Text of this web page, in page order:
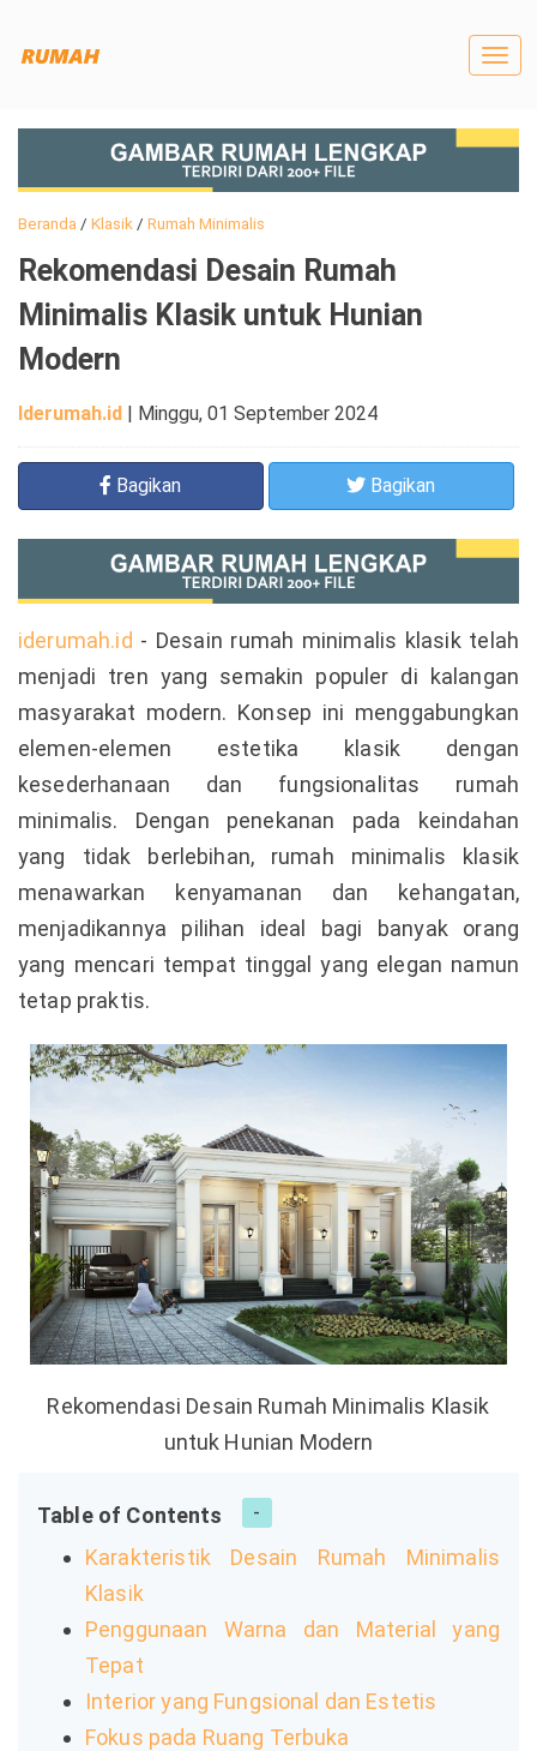
Beranda/ Klasik/ Rumah Minimalis
Rekomendasi Desain Rumah
Minimalis Klasik untuk Hunian
Modern
Iderumah.id Minggu, 01 September 2024
Bagikan Bagikan
iderumah.id - Desain rumah minimalis klasik telah
menjadi tren yang semakin populer di kalangan
masyarakat modern. Konsep ini menggabungkan
elemen-elemen estetika klasik dengan
kesederhanaan dan fungsionalitas rumah
minimalis. Dengan penekanan pada keindahan
yang tidak berlebihan, rumah minimalis klasik
menawarkan kenyamanan dan kehangatan,
menjadikannya pilihan ideal bagi banyak orang
yang mencari tempat tinggal yang elegan namun
tetap praktis.
Rekomendasi Desain Rumah Minimalis Klasik
untuk Hunian Modern
Table of Contents
Karakteristik Desain Rumah Minimalis
Klasik
Penggunaan Warna dan Material yang
Tepat
Interior yang Fungsional dan Estetis
Fokus pada Ruang Terbuka